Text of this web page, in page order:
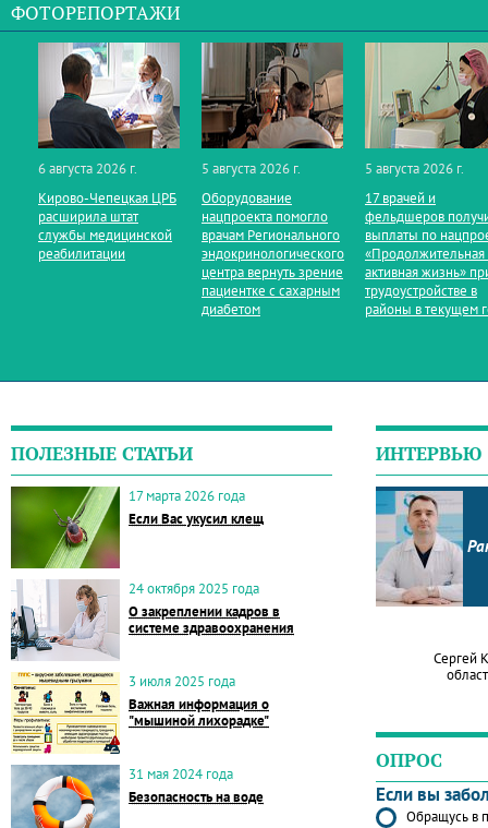
ФОТОРЕПОРТАЖИ
6 августа 2026 г.
Кирово‑Чепецкая ЦРБ
расширила штат
службы медицинской
реабилитации
5 августа 2026 г.
Оборудование
нацпроекта помогло
врачам Регионального
эндокринологического
центра вернуть зрение
пациентке с сахарным
диабетом
5 августа 2026 г.
17 врачей и
фельдшеров
выплаты по
«Продолжительная
активная жизнь»
трудоустройстве в
районы в текущем
ПОЛЕЗНЫЕ СТАТЬИ
17 марта 2026 года
Если Вас укусил клещ
24 октября 2025 года
О закреплении кадров в
системе здравоохранения
3 июля 2025 года
Важная информация о
"мышиной лихорадке"
31 мая 2024 года
Безопасность на воде
ИНТЕРВЬЮ
Сергей
ОПРОС
Если вы
Обращусь в